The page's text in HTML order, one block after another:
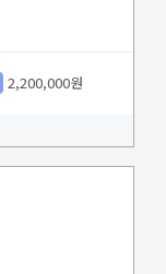
2,200,000원